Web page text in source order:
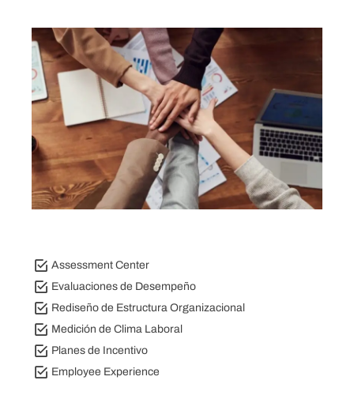
Assessment Center
Evaluaciones de Desempeño
Rediseño de Estructura Organizacional
Medición de Clima Laboral
Planes de Incentivo
Employee Experience